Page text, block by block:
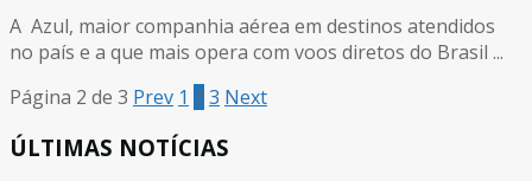
A Azul, maior companhia aérea em destinos atendidos
no país e a que mais opera com voos diretos do Brasil ...
Página 2 de 3 Prev 1 2 3 Next
ÚLTIMAS NOTÍCIAS